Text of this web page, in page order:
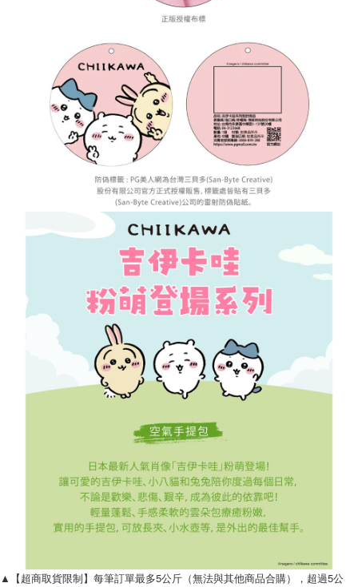
▲【超商取貨限制】每筆訂單最多5公斤（無法與其他商品合購），超過5公